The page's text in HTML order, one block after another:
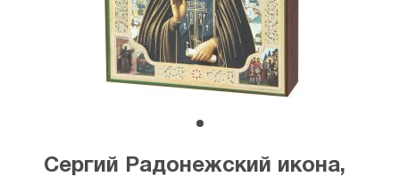
Сергий Радонежский икона,